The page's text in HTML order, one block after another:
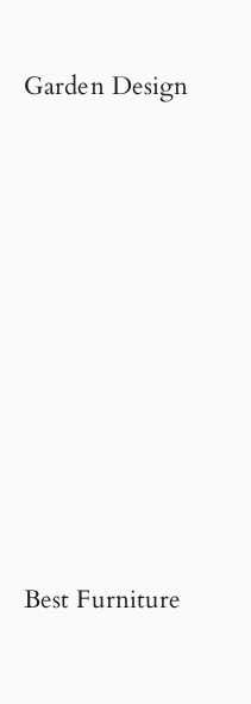
Garden Design
Best Furniture